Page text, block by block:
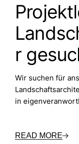
r
Wir suchen für
in
READ MORE